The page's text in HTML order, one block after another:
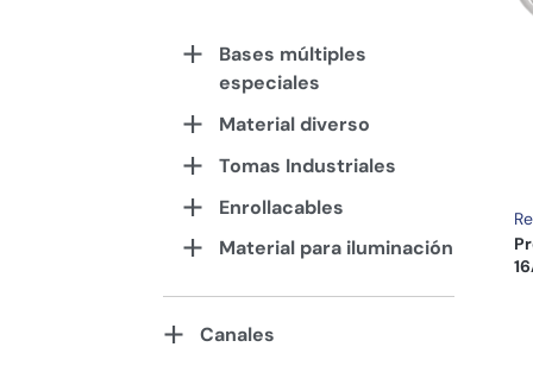
Bases múltiples
especiales
Material diverso
Tomas Industriales
Enrollacables
Material para iluminación
Canales